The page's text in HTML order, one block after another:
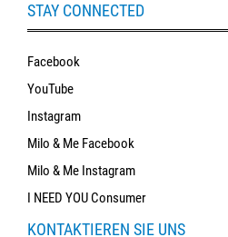
STAY CONNECTED
Facebook
YouTube
Instagram
Milo & Me Facebook
Milo & Me Instagram
I NEED YOU Consumer
KONTAKTIEREN SIE UNS